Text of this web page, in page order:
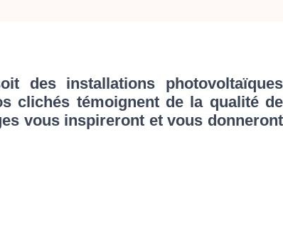
des installations photovoltaïques
clichés témoignent de la qualité de
vous inspireront et vous donneront